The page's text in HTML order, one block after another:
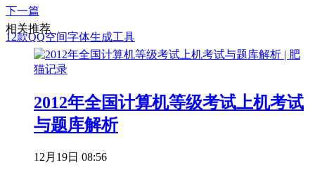
下一篇
12款QQ空间字体生成工具
相关推荐
2012年全国计算机等级考试上机考试
与题库解析
12月19日 08:56